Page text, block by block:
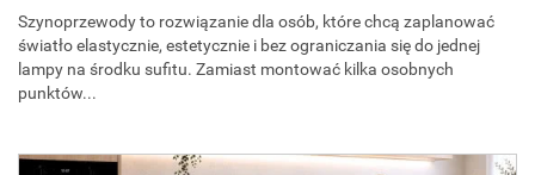
Szynoprzewody to rozwiązanie dla osób, które chcą zaplanować
światło elastycznie, estetycznie i bez ograniczania się do jednej
lampy na środku sufitu. Zamiast montować kilka osobnych
punktów...